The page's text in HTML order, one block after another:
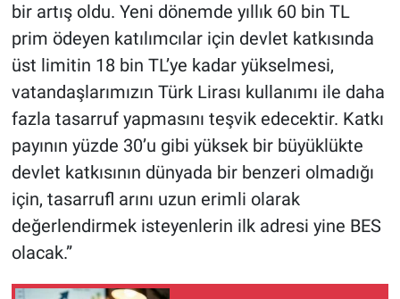
bir artış oldu. Yeni dönemde yıllık 60 bin TL
prim ödeyen katılımcılar için devlet katkısında
üst limitin 18 bin TL’ye kadar yükselmesi,
vatandaşlarımızın Türk Lirası kullanımı ile daha
fazla tasarruf yapmasını teşvik edecektir. Katkı
payının yüzde 30’u gibi yüksek bir büyüklükte
devlet katkısının dünyada bir benzeri olmadığı
için, tasarrufl arını uzun erimli olarak
değerlendirmek isteyenlerin ilk adresi yine BES
olacak.”